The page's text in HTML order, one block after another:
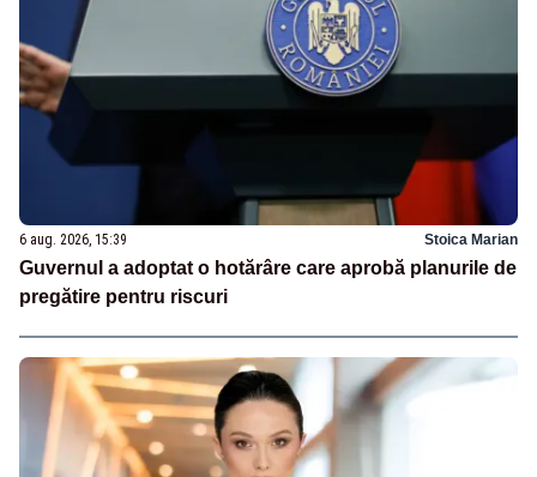
6 aug. 2026, 15:39 Stoica Marian
Guvernul a adoptat o hotărâre care aprobă planurile de
pregătire pentru riscuri